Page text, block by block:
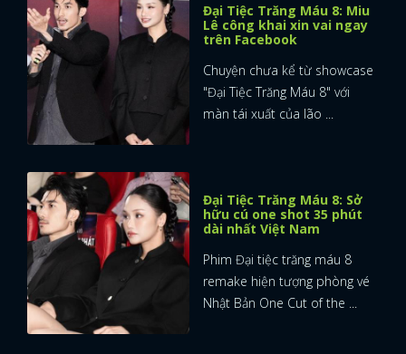
Đại Tiệc Trăng Máu 8: Miu
Lê công khai xin vai ngay
trên Facebook
Chuyện chưa kể từ showcase
"Đại Tiệc Trăng Máu 8" với
màn tái xuất của lão ...
Đại Tiệc Trăng Máu 8: Sở
hữu cú one shot 35 phút
dài nhất Việt Nam
Phim Đại tiệc trăng máu 8
remake hiện tượng phòng vé
Nhật Bản One Cut of the ...